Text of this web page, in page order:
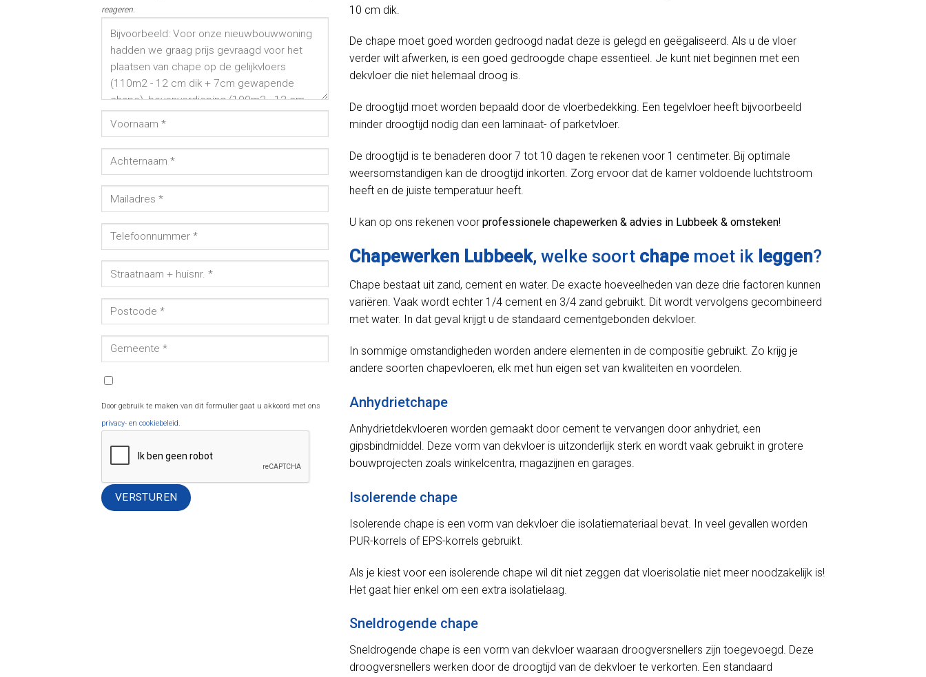
reageren.
Door gebruik te maken van dit formulier gaat u akkoord met ons
privacy- en cookiebeleid.
10 cm dik.
De chape moet goed worden gedroogd nadat deze is gelegd en geëgaliseerd. Als u de vloer
verder wilt afwerken, is een goed gedroogde chape essentieel. Je kunt niet beginnen met een
dekvloer die niet helemaal droog is.
De droogtijd moet worden bepaald door de vloerbedekking. Een tegelvloer heeft bijvoorbeeld
minder droogtijd nodig dan een laminaat- of parketvloer.
De droogtijd is te benaderen door 7 tot 10 dagen te rekenen voor 1 centimeter. Bij optimale
weersomstandigen kan de droogtijd inkorten. Zorg ervoor dat de kamer voldoende luchtstroom
heeft en de juiste temperatuur heeft.
U kan op ons rekenen voor professionele chapewerken & advies in Lubbeek & omsteken!
Chapewerken Lubbeek, welke soort chape moet ik leggen?
Chape bestaat uit zand, cement en water. De exacte hoeveelheden van deze drie factoren kunnen
variëren. Vaak wordt echter 1/4 cement en 3/4 zand gebruikt. Dit wordt vervolgens gecombineerd
met water. In dat geval krijgt u de standaard cementgebonden dekvloer.
In sommige omstandigheden worden andere elementen in de compositie gebruikt. Zo krijg je
andere soorten chapevloeren, elk met hun eigen set van kwaliteiten en voordelen.
Anhydrietchape
Anhydrietdekvloeren worden gemaakt door cement te vervangen door anhydriet, een
gipsbindmiddel. Deze vorm van dekvloer is uitzonderlijk sterk en wordt vaak gebruikt in grotere
bouwprojecten zoals winkelcentra, magazijnen en garages.
Isolerende chape
Isolerende chape is een vorm van dekvloer die isolatiemateriaal bevat. In veel gevallen worden
PUR-korrels of EPS-korrels gebruikt.
Als je kiest voor een isolerende chape wil dit niet zeggen dat vloerisolatie niet meer noodzakelijk is!
Het gaat hier enkel om een extra isolatielaag.
Sneldrogende chape
Sneldrogende chape is een vorm van dekvloer waaraan droogversnellers zijn toegevoegd. Deze
droogversnellers werken door de droogtijd van de dekvloer te verkorten. Een standaard